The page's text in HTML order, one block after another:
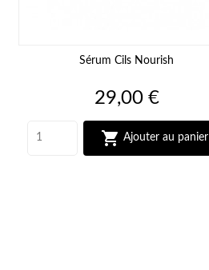
Sérum Cils Nourish
Prix
29,00 €
 Ajouter au panier